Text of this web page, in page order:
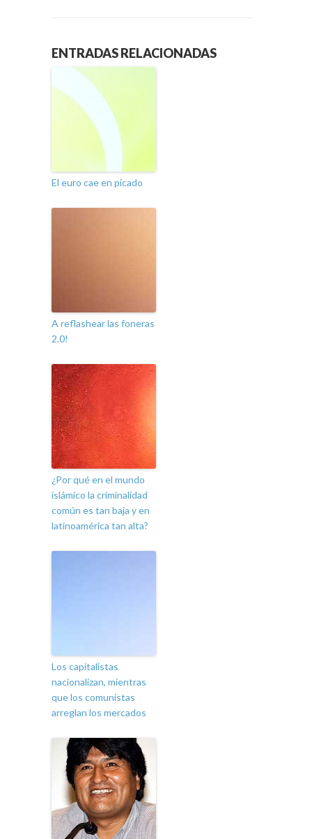
ENTRADAS RELACIONADAS
El euro cae en picado
A reflashear las foneras
2.0!
¿Por qué en el mundo
islámico la criminalidad
común es tan baja y en
latinoamérica tan alta?
Los capitalistas
nacionalizan, mientras
que los comunistas
arreglan los mercados